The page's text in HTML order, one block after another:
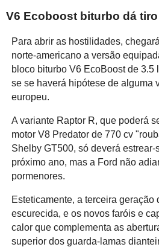
V6 Ecoboost biturbo dá
Para abrir as hostilidades,
norte-americano a versão
bloco biturbo V6 EcoBoost de 3.5
se se haverá hipótese de alguma
europeu.
A variante Raptor R, que poderá
motor V8 Predator de 770 cv
Shelby GT500, só deverá estrear-
próximo ano, mas a Ford não
pormenores.
Esteticamente, a terceira geração
escurecida, e os novos faróis e
calor que complementa as
superior dos guarda-lamas